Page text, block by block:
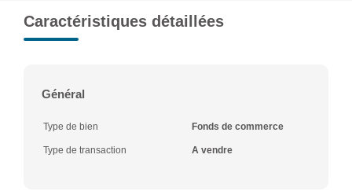
Caractéristiques détaillées
Général
Type de bien Fonds de commerce
Type de transaction A vendre